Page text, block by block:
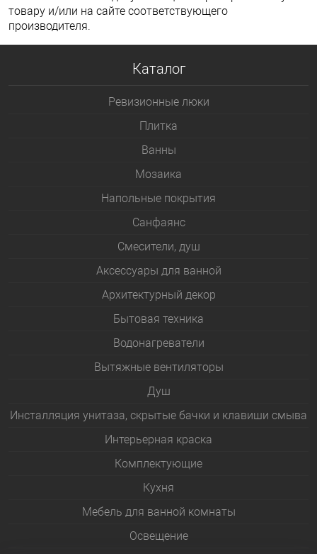
товару и/или на сайте соответствующего
производителя.
Каталог
Ревизионные люки
Плитка
Bанны
Мозаика
Напольные покрытия
Санфаянс
Смесители, душ
Аксессуары для ванной
Архитектурный декор
Бытовая техника
Водонагреватели
Вытяжные вентиляторы
Душ
Инсталляция унитаза, скрытые бачки и клавиши смыва
Интерьерная краска
Комплектующие
Кухня
Мебель для ванной комнаты
Освещение